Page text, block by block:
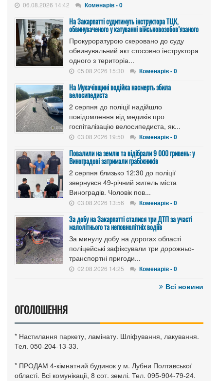
06.08.2026 14:42 Коменарів - 0
На Закарпатті судитимуть інструктора ТЦК,
обвинуваченого у катуванні військовозобов’язаного
Прокуроратурою скеровано до суду
обвинувальний акт стосовно інструктора
одного з територіа...
05.08.2026 15:30 Коменарів - 0
На Мукачівщині водійка насмерть збила
велосипедиста
2 серпня до поліції надійшло
повідомлення від медиків про
госпіталізацію велосипедиста, як...
03.08.2026 19:50 Коменарів - 0
Повалили на землю та відібрали 9 000 гривень: у
Виноградові затримали грабіжників
2 серпня близько 12:30 до поліції
звернувся 49-річний житель міста
Виноградів. Чоловік пов...
03.08.2026 13:56 Коменарів - 0
За добу на Закарпатті сталися три ДТП за участі
малолітнього та неповнолітніх водіїв
За минулу добу на дорогах області
поліцейські зафіксували три дорожньо-
транспортні пригоди...
02.08.2026 14:25 Коменарів - 0
Всі новини
ОГОЛОШЕННЯ
* Настилання паркету, ламінату. Шліфування, лакування.
Тел. 050-204-13-33.
* ПРОДАМ 4-кімнатний будинок у м. Лубни Полтавської
області. Всі комунікації, 8 сот. землі. Тел. 095-904-79-24.